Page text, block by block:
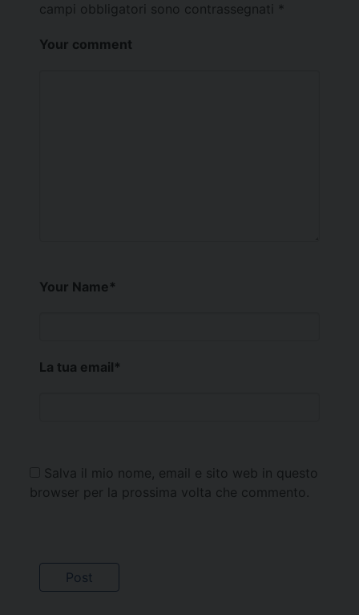
campi obbligatori sono contrassegnati *
Your comment
Your Name*
La tua email*
Salva il mio nome, email e sito web in questo
browser per la prossima volta che commento.